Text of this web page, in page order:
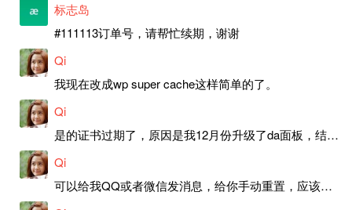
标志岛
#111113订单号，请帮忙续期，谢谢
Qi
我现在改成wp super cache这样简单的了。
Qi
是的证书过期了，原因是我12月份升级了da面板，结果后台证书就不更新了，目前还在排查问题。切换PHP版本现在没有了，因为DA新版不支持。
Qi
可以给我QQ或者微信发消息，给你手动重置，应该是服务器插件有问题了，这个wp的主题太老了，导致现在好多的问题，网站的签到功能也是因为这个原因导致的。